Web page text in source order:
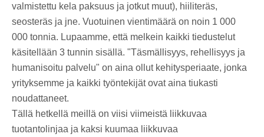
valmistettu kela paksuus ja jotkut muut), hiiliteräs,
seosteräs ja jne. Vuotuinen vientimäärä on noin 1 000
000 tonnia. Lupaamme, että melkein kaikki tiedustelut
käsitellään 3 tunnin sisällä. "Täsmällisyys, rehellisyys ja
humanisoitu palvelu" on aina ollut kehitysperiaate, jonka
yrityksemme ja kaikki työntekijät ovat aina tiukasti
noudattaneet.
Tällä hetkellä meillä on viisi viimeistä liikkuvaa
tuotantolinjaa ja kaksi kuumaa liikkuvaa